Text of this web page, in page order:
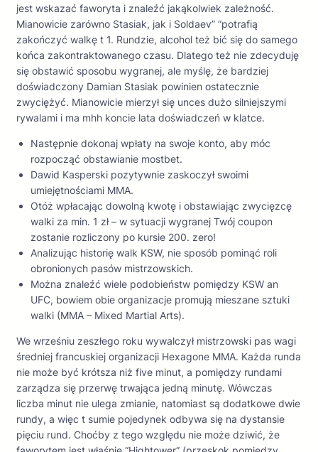
jest wskazać faworyta i znaleźć jakąkolwiek zależność.
Mianowicie zarówno Stasiak, jak i Soldaev” “potrafią
zakończyć walkę t 1. Rundzie, alcohol też bić się do samego
końca zakontraktowanego czasu. Dlatego też nie zdecyduję
się obstawić sposobu wygranej, ale myślę, że bardziej
doświadczony Damian Stasiak powinien ostatecznie
zwyciężyć. Mianowicie mierzył się unces dużo silniejszymi
rywalami i ma mhh koncie lata doświadczeń w klatce.
Następnie dokonaj wpłaty na swoje konto, aby móc
rozpocząć obstawianie mostbet.
Dawid Kasperski pozytywnie zaskoczył swoimi
umiejętnościami MMA.
Otóż wpłacając dowolną kwotę i obstawiając zwycięzcę
walki za min. 1 zł – w sytuacji wygranej Twój coupon
zostanie rozliczony po kursie 200. zero!
Analizując historię walk KSW, nie sposób pominąć roli
obronionych pasów mistrzowskich.
Można znaleźć wiele podobieństw pomiędzy KSW an
UFC, bowiem obie organizacje promują mieszane sztuki
walki (MMA – Mixed Martial Arts).
We wrześniu zeszłego roku wywalczył mistrzowski pas wagi
średniej francuskiej organizacji Hexagone MMA. Każda runda
nie może być krótsza niż five minut, a pomiędzy rundami
zarządza się przerwę trwająca jedną minutę. Wówczas
liczba minut nie ulega zmianie, natomiast są dodatkowe dwie
rundy, a więc t sumie pojedynek odbywa się na dystansie
pięciu rund. Choćby z tego względu nie może dziwić, że